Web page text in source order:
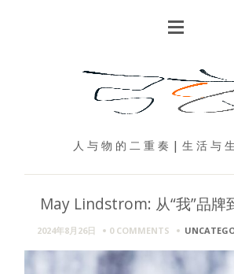
人 与 物 的 二 重 奏 | 生 活 与
May Lindstrom: 从“我”品牌
2024年8月26日 0 COMMENTS